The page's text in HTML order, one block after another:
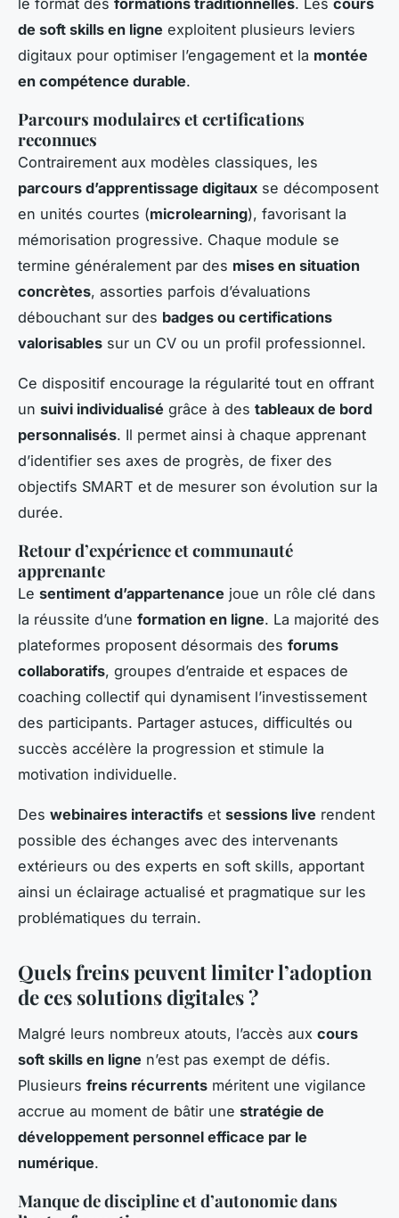
le format des formations traditionnelles. Les cours
de soft skills en ligne exploitent plusieurs leviers
digitaux pour optimiser l’engagement et la montée
en compétence durable.
Parcours modulaires et certifications
reconnues
Contrairement aux modèles classiques, les
parcours d’apprentissage digitaux se décomposent
en unités courtes (microlearning), favorisant la
mémorisation progressive. Chaque module se
termine généralement par des mises en situation
concrètes, assorties parfois d’évaluations
débouchant sur des badges ou certifications
valorisables sur un CV ou un profil professionnel.
Ce dispositif encourage la régularité tout en offrant
un suivi individualisé grâce à des tableaux de bord
personnalisés. Il permet ainsi à chaque apprenant
d’identifier ses axes de progrès, de fixer des
objectifs SMART et de mesurer son évolution sur la
durée.
Retour d’expérience et communauté
apprenante
Le sentiment d’appartenance joue un rôle clé dans
la réussite d’une formation en ligne. La majorité des
plateformes proposent désormais des forums
collaboratifs, groupes d’entraide et espaces de
coaching collectif qui dynamisent l’investissement
des participants. Partager astuces, difficultés ou
succès accélère la progression et stimule la
motivation individuelle.
Des webinaires interactifs et sessions live rendent
possible des échanges avec des intervenants
extérieurs ou des experts en soft skills, apportant
ainsi un éclairage actualisé et pragmatique sur les
problématiques du terrain.
Quels freins peuvent limiter l’adoption
de ces solutions digitales ?
Malgré leurs nombreux atouts, l’accès aux cours
soft skills en ligne n’est pas exempt de défis.
Plusieurs freins récurrents méritent une vigilance
accrue au moment de bâtir une stratégie de
développement personnel efficace par le
numérique.
Manque de discipline et d’autonomie dans